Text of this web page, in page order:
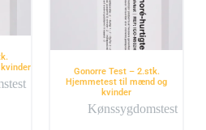
Gonorre Test – 2.stk.
Hjemmetest til mænd og
kvinder
Kønssygdomstest